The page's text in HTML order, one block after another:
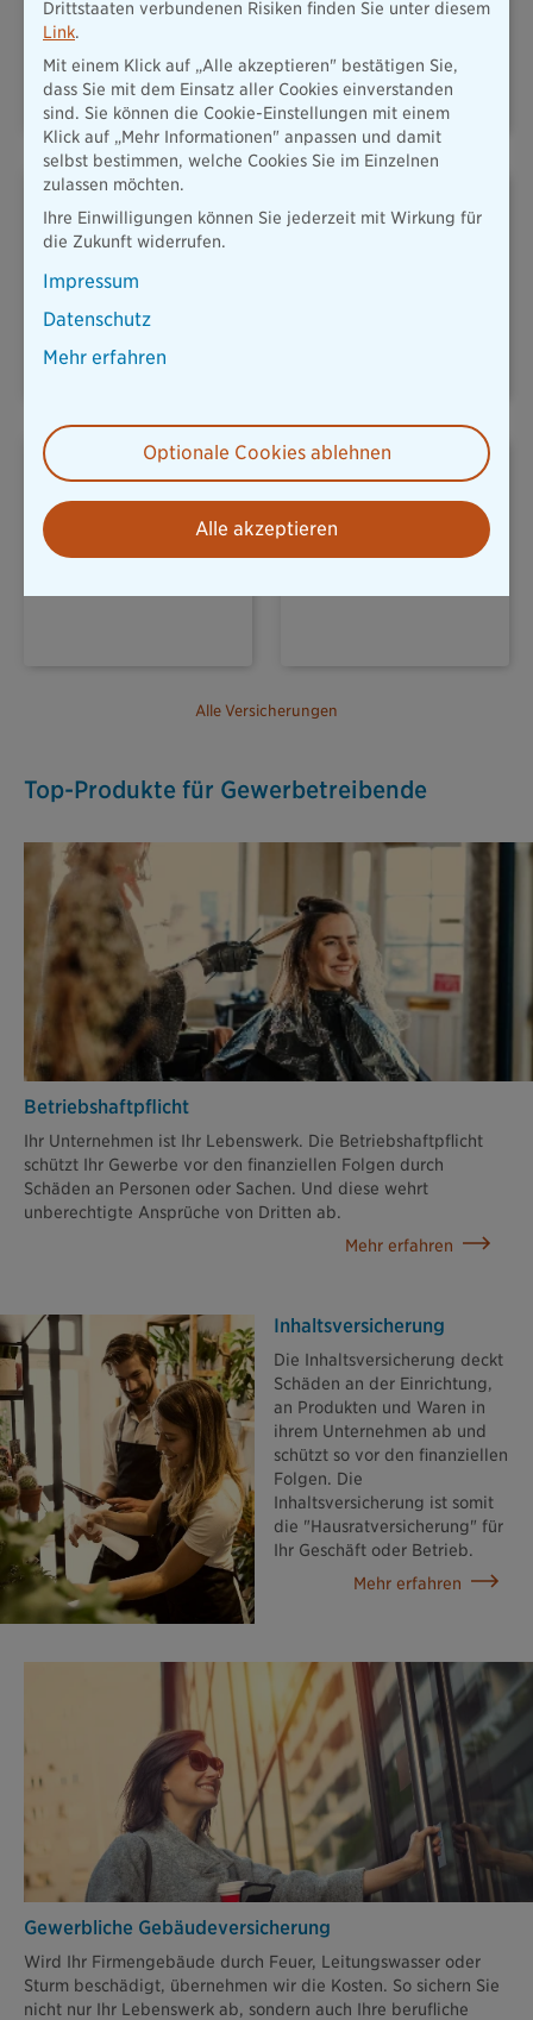
Alle Versicherungen
PLUSRENTE – DAS ADD-ON
FÜR IHRE
ALTERSVORSORGE
Top-Produkte für Gewerbetreibende
Betriebshaftpflicht
Ihr Unternehmen ist Ihr Lebenswerk. Die Betriebshaftpflicht
schützt Ihr Gewerbe vor den finanziellen Folgen durch
Schäden an Personen oder Sachen. Und diese wehrt
unberechtigte Ansprüche von Dritten ab.
Mehr erfahren
Inhaltsversicherung
Die Inhaltsversicherung deckt
Schäden an der Einrichtung,
an Produkten und Waren in
ihrem Unternehmen ab und
schützt so vor den finanziellen
Folgen. Die
Inhaltsversicherung ist somit
die "Hausratversicherung" für
Ihr Geschäft oder Betrieb.
Mehr erfahren
Gewerbliche Gebäudeversicherung
Wird Ihr Firmengebäude durch Feuer, Leitungswasser oder
Sturm beschädigt, übernehmen wir die Kosten. So sichern Sie
nicht nur Ihr Lebenswerk ab, sondern auch Ihre berufliche
Drittstaaten verbundenen Risiken finden Sie unter diesem
Link.
Mit einem Klick auf „Alle akzeptieren" bestätigen Sie,
dass Sie mit dem Einsatz aller Cookies einverstanden
sind. Sie können die Cookie-Einstellungen mit einem
Klick auf „Mehr Informationen" anpassen und damit
selbst bestimmen, welche Cookies Sie im Einzelnen
zulassen möchten.
Ihre Einwilligungen können Sie jederzeit mit Wirkung für
die Zukunft widerrufen.
Impressum
Datenschutz
Mehr erfahren
Optionale Cookies ablehnen
Alle akzeptieren